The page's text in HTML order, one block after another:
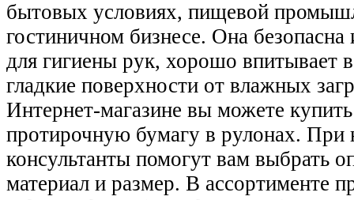
бытовых условиях, пищевой
гостиничном бизнесе. Она безопасна
для гигиены рук, хорошо впитывает
гладкие поверхности от влажных
Интернет-магазине вы можете
протирочную бумагу в рулонах. При
консультанты помогут вам выбрать
материал и размер. В ассортименте